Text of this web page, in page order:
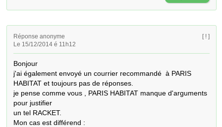
Réponse anonyme
Le 15/12/2014 é 11h12
[ ! ]
Bonjour
j'ai également envoyé un courrier recommandé  à PARIS
HABITAT et toujours pas de réponses.
je pense comme vous , PARIS HABITAT manque d'arguments
pour justifier
un tel RACKET.
Mon cas est différend :